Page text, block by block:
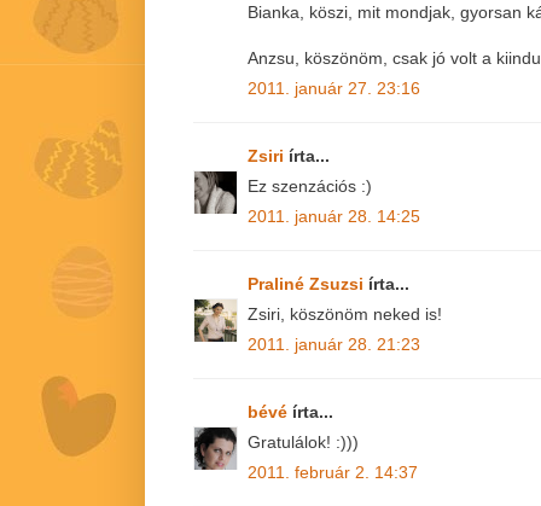
Bianka, köszi, mit mondjak, gyorsan
Anzsu, köszönöm, csak jó volt a
2011. január 27. 23:16
Zsiri írta...
Ez szenzációs :)
2011. január 28. 14:25
Praliné Zsuzsi írta...
Zsiri, köszönöm neked is!
2011. január 28. 21:23
bévé írta...
Gratulálok! :)))
2011. február 2. 14:37